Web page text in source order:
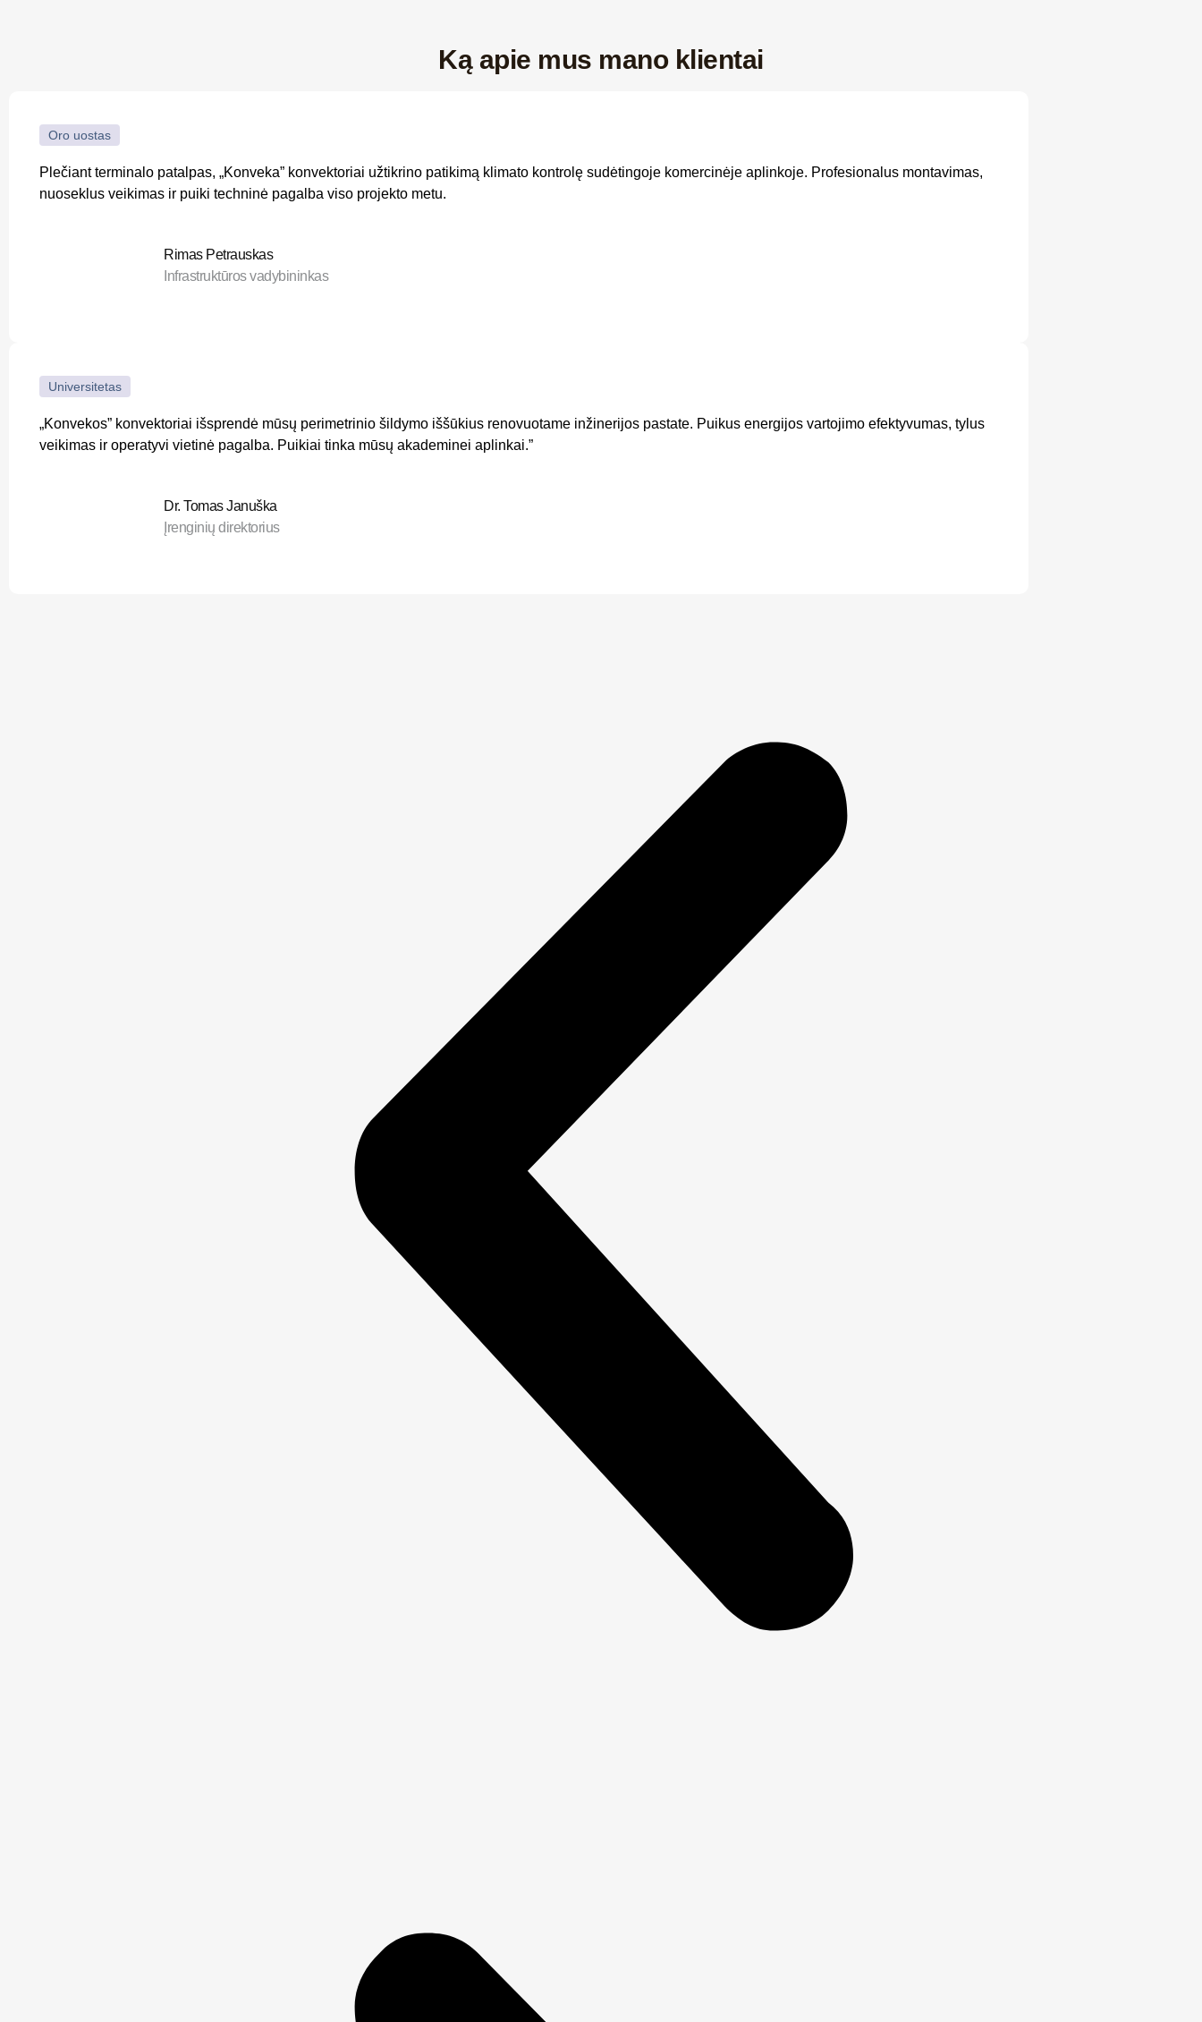
Ką apie mus mano klientai
Oro uostas
Plečiant terminalo patalpas, „Konveka” konvektoriai užtikrino patikimą klimato kontrolę sudėtingoje komercinėje aplinkoje. Profesionalus montavimas,
nuoseklus veikimas ir puiki techninė pagalba viso projekto metu.
Rimas Petrauskas
Infrastruktūros vadybininkas
Universitetas
„Konvekos” konvektoriai išsprendė mūsų perimetrinio šildymo iššūkius renovuotame inžinerijos pastate. Puikus energijos vartojimo efektyvumas, tylus
veikimas ir operatyvi vietinė pagalba. Puikiai tinka mūsų akademinei aplinkai.”
Dr. Tomas Januška
Įrenginių direktorius